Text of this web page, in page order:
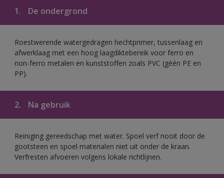
1. De ondergrond
Roestwerende watergedragen hechtprimer, tussenlaag en
afwerklaag met een hoog laagdiktebereik voor ferro en
non-ferro metalen en kunststoffen zoals PVC (géén PE en
PP).
2. Na gebruik
Reiniging gereedschap met water. Spoel verf nooit door de
gootsteen en spoel materialen niet uit onder de kraan.
Verfresten afvoeren volgens lokale richtlijnen.